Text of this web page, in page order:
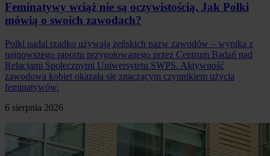
Feminatywy wciąż nie są oczywistością. Jak Polki
mówią o swoich zawodach?
Polki nadal rzadko używają żeńskich nazw zawodów – wynika z
najnowszego raportu przygotowanego przez Centrum Badań nad
Relacjami Społecznymi Uniwersytetu SWPS. Aktywność
zawodowa kobiet okazała się znaczącym czynnikiem użycia
feminatywów.
6 sierpnia 2026